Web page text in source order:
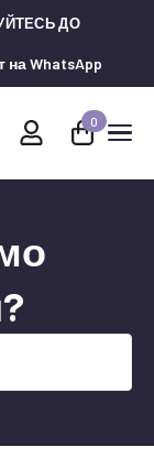
ДО
на WhatsApp
0